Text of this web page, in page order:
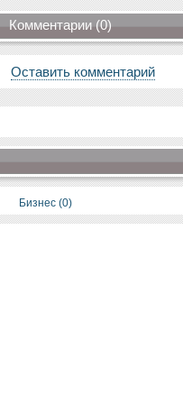
Комментарии (0)
Оставить комментарий
Бизнес (0)